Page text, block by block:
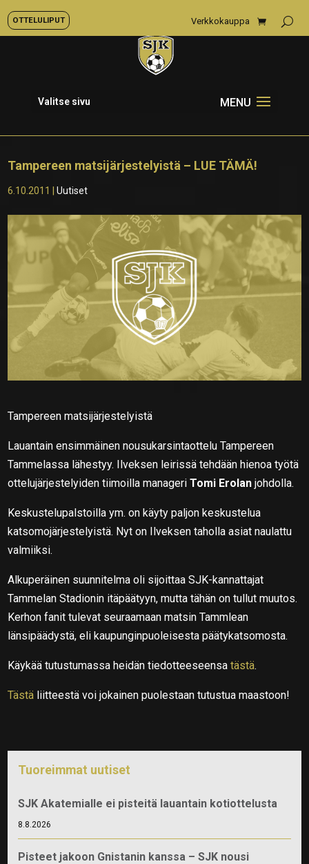
OTTELULIPUT Verkkokauppa
Valitse sivu
Tampereen matsijärjestelyistä – LUE TÄMÄ!
6.10.2011 |Uutiset
Tampereen matsijärjestelyistä
Lauantain ensimmäinen nousukarsintaottelu Tampereen
Tammelassa lähestyy. Ilveksen leirissä tehdään hienoa työtä
ottelujärjestelyiden tiimoilla manageriTomi Erolan johdolla.
Keskustelupalstoilla ym. on käyty paljon keskustelua
katsomojärjestelyistä. Nyt on Ilveksen taholla asiat naulattu
valmiiksi.
Alkuperäinen suunnitelma oli sijoittaa SJK-kannattajat
Tammelan Stadionin itäpäätyyn, mutta tähän on tullut muutos.
Kerhon fanit tulevat seuraamaan matsin Tammlean
länsipäädystä, eli kaupunginpuoleisesta päätykatsomosta.
Käykää tutustumassa heidän tiedotteeseensatästä.
Tästä liitteestä voi jokainen puolestaan tutustua maastoon!
Tuoreimmat uutiset
SJK Akatemialle ei pisteitä lauantain kotiottelusta
8.8.2026
Pisteet jakoon Gnistanin kanssa – SJK nousi